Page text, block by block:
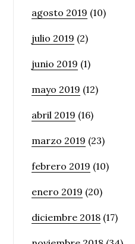
agosto 2019 (10)
julio 2019 (2)
junio 2019 (1)
mayo 2019 (12)
abril 2019 (16)
marzo 2019 (23)
febrero 2019 (10)
enero 2019 (20)
diciembre 2018 (17)